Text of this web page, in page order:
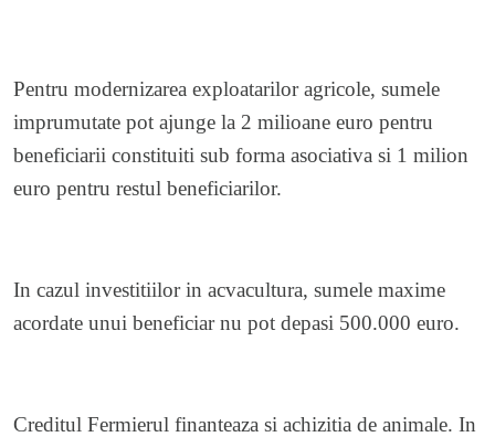
Pentru modernizarea exploatarilor agricole, sumele
imprumutate pot ajunge la 2 milioane euro pentru
beneficiarii constituiti sub forma asociativa si 1 milion
euro pentru restul beneficiarilor.
In cazul investitiilor in acvacultura, sumele maxime
acordate unui beneficiar nu pot depasi 500.000 euro.
Creditul Fermierul finanteaza si achizitia de animale. In